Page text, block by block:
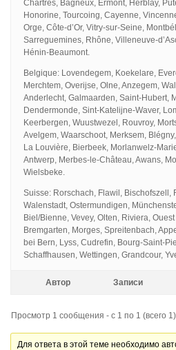
Chartres, Bagneux, Ermont, Herblay,
Honorine, Tourcoing, Cayenne,
Orge, Côte-d’Or, Vitry-sur-Seine,
Sarreguemines, Rhône, Villeneuve-
Hénin-Beaumont.
Belgique: Lovendegem, Koekelare,
Merchtem, Overijse, Olne, Anzegem,
Anderlecht, Galmaarden, Saint-Hubert,
Dendermonde, Sint-Katelijne-Waver,
Keerbergen, Wuustwezel, Rouvroy,
Avelgem, Waarschoot, Merksem,
La Louvière, Bierbeek, Morlanwelz-
Antwerp, Merbes-le-Château, Awans,
Wielsbeke.
Suisse: Rorschach, Flawil, Bischofszell,
Walenstadt, Ostermundigen,
Biel/Bienne, Vevey, Olten, Riviera,
Bremgarten, Morges, Spreitenbach,
bei Bern, Lyss, Cudrefin, Bourg-Saint-
Schaffhausen, Wettingen, Grandcour,
Автор Записи
Просмотр 1 сообщения - с 1 по 1 (всего 1)
Для ответа в этой теме необходимо